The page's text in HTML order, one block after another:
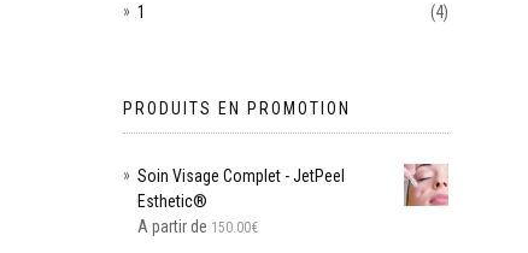
1 (4)
PRODUITS EN PROMOTION
Soin Visage Complet - JetPeel
Esthetic®
A partir de 150.00€